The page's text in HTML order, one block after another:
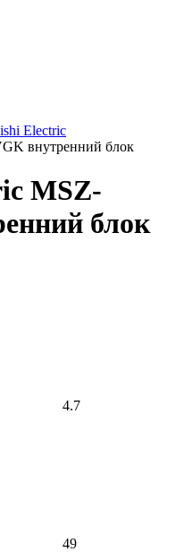
Electric
внутренний блок
MSZ-
блок
4.7
49